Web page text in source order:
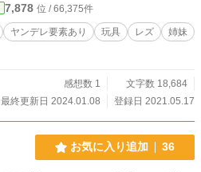
7,878 位 / 66,375件
ヤンデレ要素あり 玩具 レズ
姉妹
感想数 1
文字数 18,684
最終更新日 2024.01.08
登録日 2021.05.17
お気に入り追加 36